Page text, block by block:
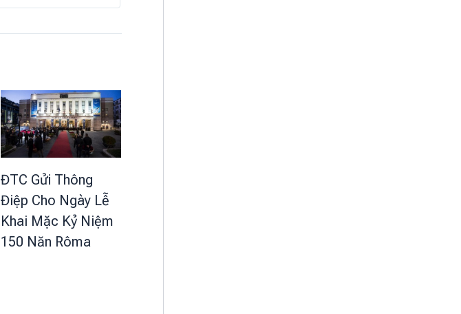
ĐTC Gửi Thông
Điệp Cho Ngày Lễ
Khai Mặc Kỷ Niệm
150 Năn Rôma